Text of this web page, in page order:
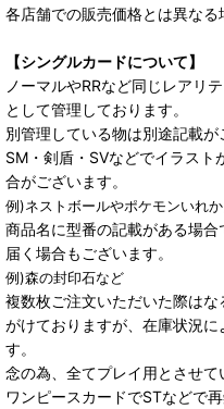
各店舗での販売価格とは異なる
【シングルカードについて】
ノーマルやRRなど同じレアリ
として管理しております。
別管理している物は別途記載
SM・剣盾・SVなどでイラス
合がございます。
例)ネストボールやポケモンいれ
商品名に型番の記載がある場
届く場合もございます。
例)森の封印石など
複数枚ご注文いただいた際は
がけておりますが、在庫状況
す。
念の為、全てプレイ用とさせて
ワンピースカードでSTなどで